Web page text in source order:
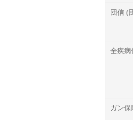
団信 (
全疾病
ガン保